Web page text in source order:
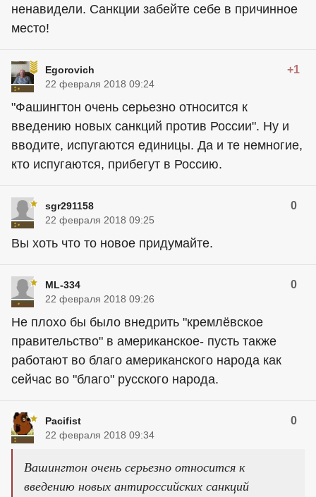
ненавидели. Санкции забейте себе в причинное
место!
Egorovich +1
22 февраля 2018 09:24
"Фашингтон очень серьезно относится к
введению новых санкций против России". Ну и
вводите, испугаются единицы. Да и те немногие,
кто испугаются, прибегут в Россию.
sgr291158 0
22 февраля 2018 09:25
Вы хоть что то новое придумайте.
ML-334 0
22 февраля 2018 09:26
Не плохо бы было внедрить "кремлёвское
правительство" в американское- пусть также
работают во благо американского народа как
сейчас во "благо" русского народа.
Pacifist 0
22 февраля 2018 09:34
Вашингтон очень серьезно относится к
введению новых антироссийских санкций